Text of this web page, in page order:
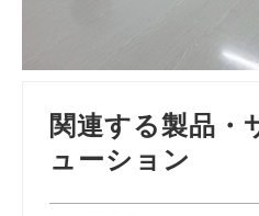
関連する製品・
ューション